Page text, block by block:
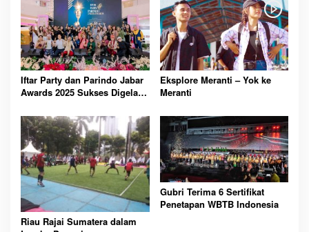
Iftar Party dan Parindo Jabar
Awards 2025 Sukses Digelar,
Eksplore Meranti – Yok ke
Meranti
Riau Rajai Sumatera dalam
Gubri Terima 6 Sertifikat
Penetapan WBTB Indonesia